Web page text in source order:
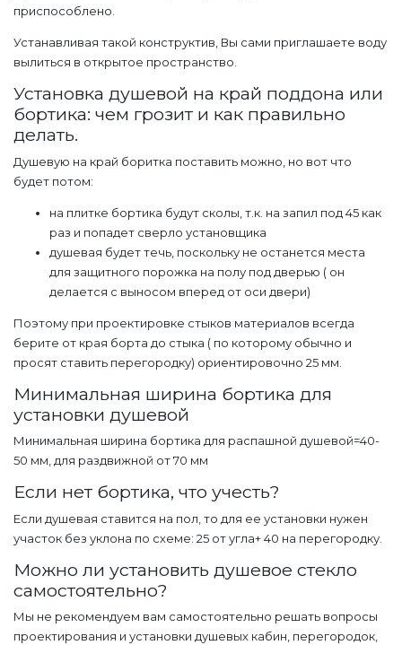
приспособлено.
Устанавливая такой конструктив, Вы сами приглашаете воду
вылиться в открытое пространство.
Установка душевой на край поддона или
бортика: чем грозит и как правильно
делать.
Душевую на край боритка поставить можно, но вот что
будет потом:
на плитке бортика будут сколы, т.к. на запил под 45 как
раз и попадет сверло установщика
душевая будет течь, поскольку не останется места
для защитного порожка на полу под дверью ( он
делается с выносом вперед от оси двери)
Поэтому при проектировке стыков материалов всегда
берите от края борта до стыка ( по которому обычно и
просят ставить перегородку) ориентировочно 25 мм.
Минимальная ширина бортика для
установки душевой
Минимальная ширина бортика для распашной душевой=40-
50 мм, для раздвижной от 70 мм
Если нет бортика, что учесть?
Если душевая ставится на пол, то для ее установки нужен
участок без уклона по схеме: 25 от угла+ 40 на перегородку.
Можно ли установить душевое стекло
самостоятельно?
Мы не рекомендуем вам самостоятельно решать вопросы
проектирования и установки душевых кабин, перегородок,